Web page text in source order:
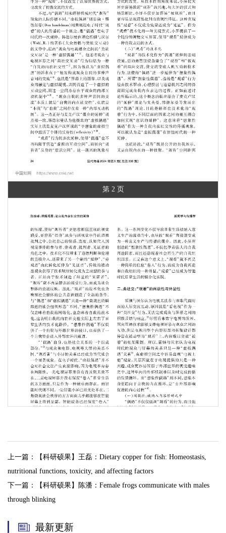
第 2 页
第 3 页
上一篇：
【科研硕果】王磊：Dietary copper for fish: Homeostasis,
nutritional functions, toxicity, and affecting factors
下一篇：
【科研硕果】陈潘：Female frogs communicate with males
through blinking
最新更新